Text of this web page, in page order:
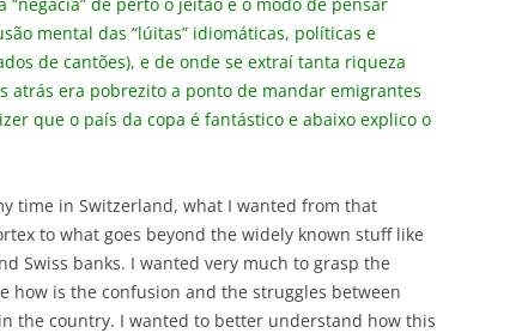
mental das “lúitas” idiomáticas, políticas e
de cantões), e de onde se extraí tanta riqueza
atrás era pobrezito a ponto de mandar emigrantes
que o país da copa é fantástico e abaixo explico o
time in Switzerland, what I wanted from that
to what goes beyond the widely known stuff like
Swiss banks. I wanted very much to grasp the
how is the confusion and the struggles between
the country. I wanted to better understand how this